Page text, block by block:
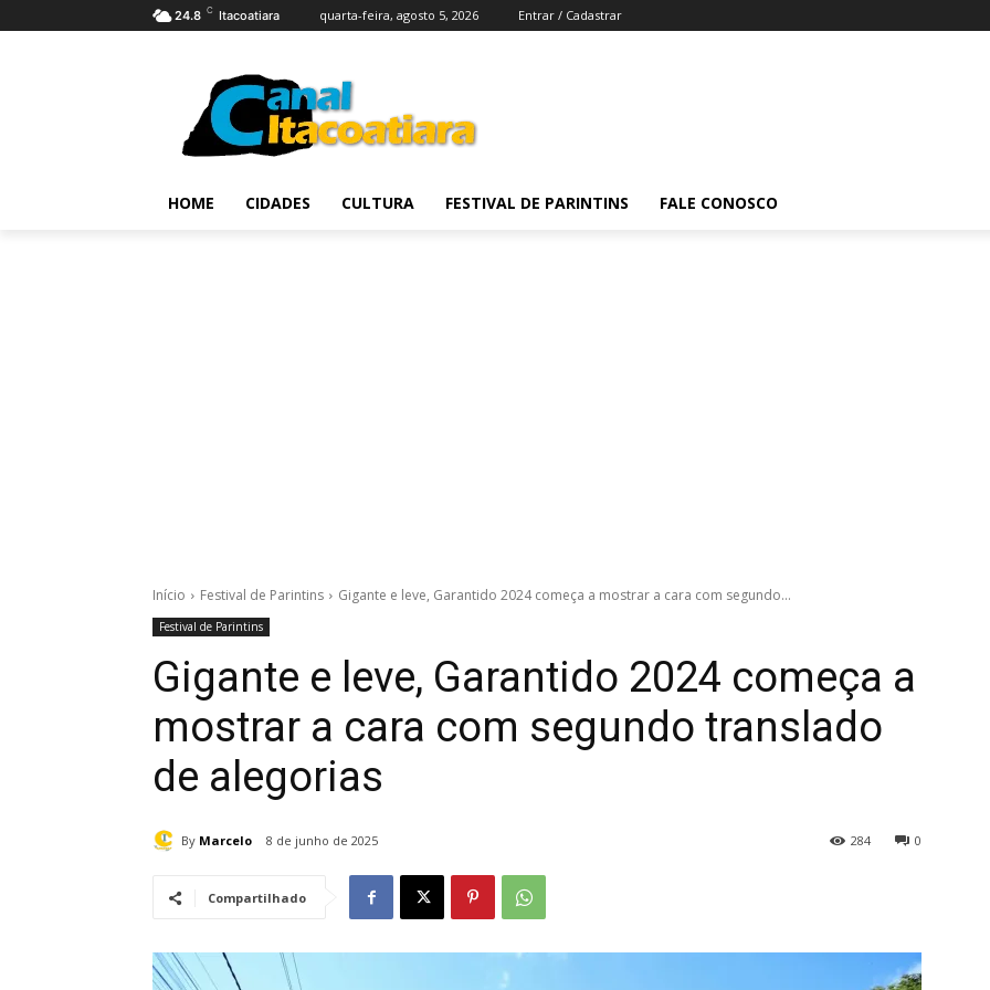
24.8 C Itacoatiara quarta-feira, agosto 5, 2026 Entrar / Cadastrar
HOME CIDADES CULTURA FESTIVAL DE PARINTINS FALE CONOSCO
Início Festival de Parintins Gigante e leve, Garantido 2024 começa a mostrar a cara com segundo...
Festival de Parintins
Gigante e leve, Garantido 2024 começa a
mostrar a cara com segundo translado
de alegorias
By Marcelo 8 de junho de 2025 0
284
Compartilhado